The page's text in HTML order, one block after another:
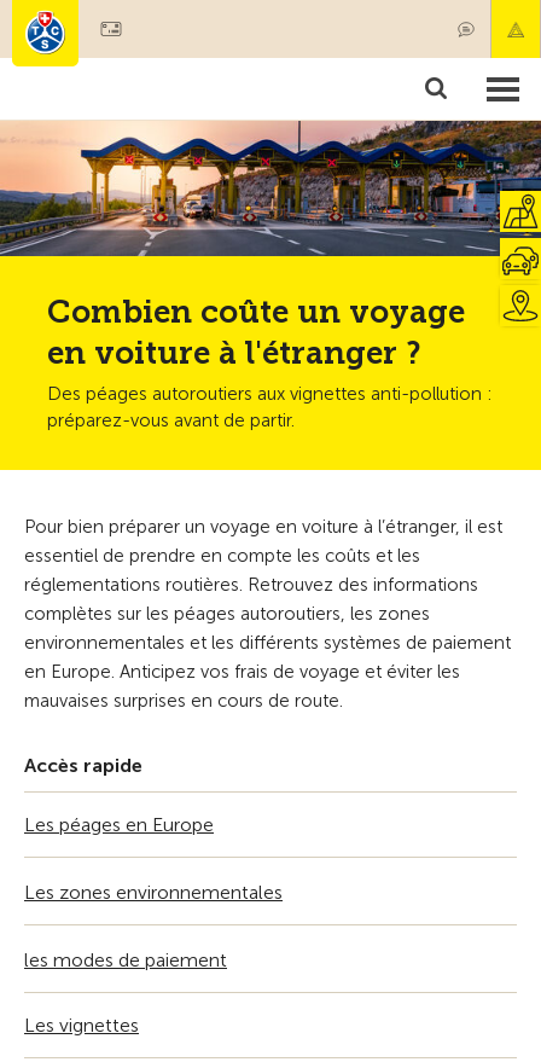
Membres & prestations
Tests, sécurité & santé
Combien coûte un voyage
en voiture à l'étranger ?
Des péages autoroutiers aux vignettes anti-pollution :
préparez-vous avant de partir.
Pour bien préparer un voyage en voiture à l’étranger, il est
essentiel de prendre en compte les coûts et les
réglementations routières. Retrouvez des informations
complètes sur les péages autoroutiers, les zones
environnementales et les différents systèmes de paiement
en Europe. Anticipez vos frais de voyage et éviter les
mauvaises surprises en cours de route.
Accès rapide
Les péages en Europe
Les zones environnementales
les modes de paiement
Les vignettes